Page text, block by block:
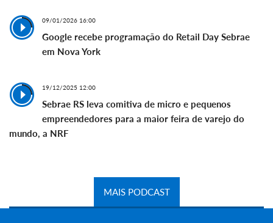
09/01/2026 16:00
Google recebe programação do Retail Day Sebrae
em Nova York
19/12/2025 12:00
Sebrae RS leva comitiva de micro e pequenos
empreendedores para a maior feira de varejo do
mundo, a NRF
MAIS PODCAST